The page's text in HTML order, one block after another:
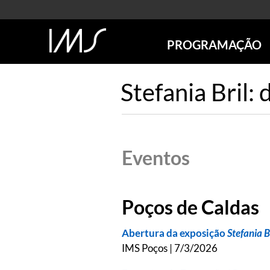
PROGRAMAÇÃO
SÃO PAULO
EXPOSIÇÕES
ANTERIORES
VISITAS MEDIADAS
Stefania Bril:
Eventos
Poços de Caldas
Abertura da exposiçãoStefania
IMS Poços | 7/3/2026